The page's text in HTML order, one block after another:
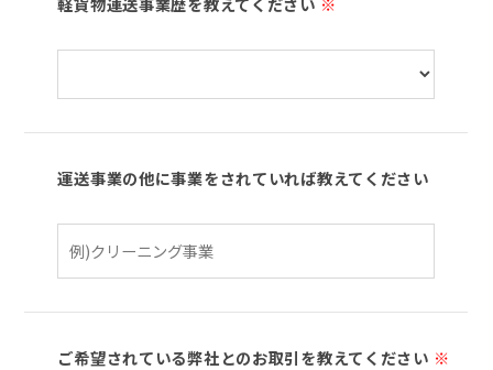
運送事業の他に事業をされていれば教えてください
ご希望されている弊社とのお取引を教えてください ※